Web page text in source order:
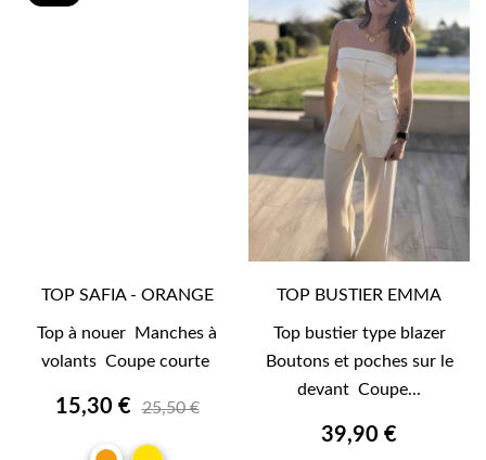
TOP SAFIA - ORANGE
Top à nouer Manches à
volants Coupe courte
15,30 € 25,50 €
TOP BUSTIER EMMA
Top bustier type blazer
Boutons et poches sur le
devant Coupe...
39,90 €